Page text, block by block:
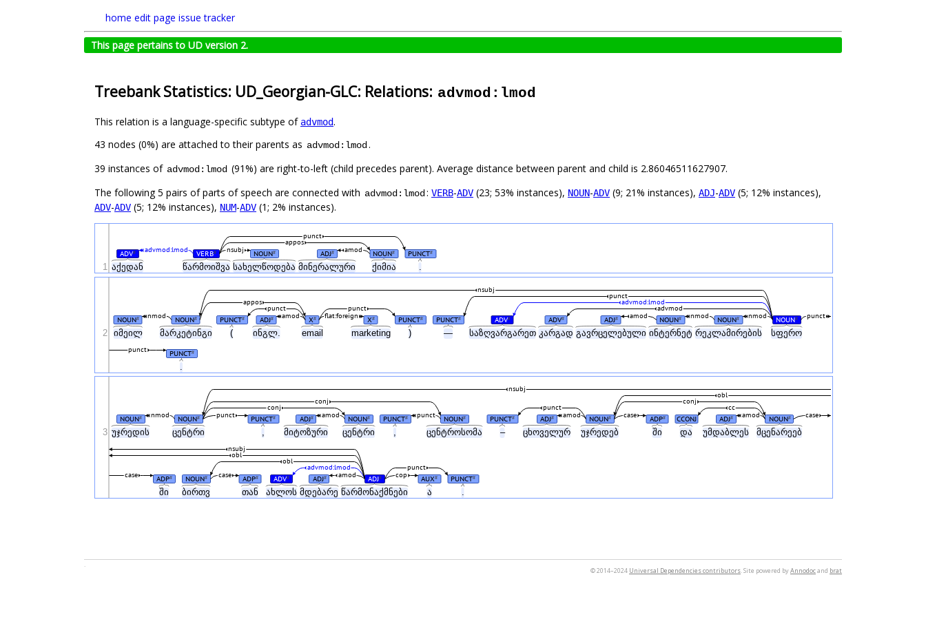
home edit page issue tracker
This page pertains to UD version 2.
Treebank Statistics: UD_Georgian-GLC: Relations: advmod:lmod
This relation is a language-specific subtype of advmod.
43 nodes (0%) are attached to their parents as advmod:lmod.
39 instances of advmod:lmod (91%) are right-to-left (child precedes parent). Average distance between parent and child is 2.86046511627907.
The following 5 pairs of parts of speech are connected with advmod:lmod: VERB-ADV (23; 53% instances), NOUN-ADV (9; 21% instances), ADJ-ADV (5; 12% instances),
ADV-ADV (5; 12% instances), NUM-ADV (1; 2% instances).
აქედან წარმოიშვა სახელწოდება მინერალური ქიმია .
ADV# VERB# NOUN# ADJ# NOUN# PUNCT#
advmod:lmod amod
nsubj
appos
punct
1
იმეილ მარკეტინგი ( ინგლ. email marketing ) — საზღვარგარეთ კარგად გავრცელებული ინტერნეტ რეკლამირების სფერო
NOUN# NOUN# PUNCT# ADJ# X# X# PUNCT# PUNCT# ADV# ADV# ADJ# NOUN# NOUN# NOUN# punct
amod flat:foreign
nmod nmod
amod nmod
punct punct
appos
advmod
advmod:lmod
punct
nsubj
PUNCT#
punct
2
უჯრედის ცენტრი , მიტოზური ცენტრი , ცენტროსომა – ცხოველურ უჯრედებ ში და უმდაბლეს მცენარეებ
ში ბირთვ თან ახლოს მდებარე წარმონაქმნები ა .
NOUN# NOUN# PUNCT# ADJ# NOUN# PUNCT# NOUN# PUNCT# ADJ# NOUN# ADP# CCONJ ADJ# NOUN#
punct case
punct case
nmod amod amod amod
punct cc
conj
conj
conj
obl
nsubj
ADP# NOUN# ADP# ADV# ADJ# ADJ# AUX# PUNCT#
case
case cop
amod
punct
advmod:lmod
obl
obl
nsubj
3
© 2014–2024 Universal Dependencies contributors. Site powered byAnnodocand brat
.